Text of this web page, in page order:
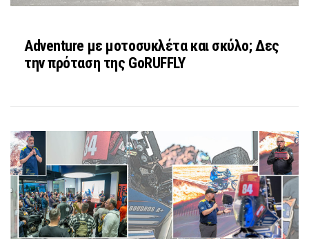
Adventure με μοτοσυκλέτα και σκύλο; Δες
την πρόταση της GoRUFFLY